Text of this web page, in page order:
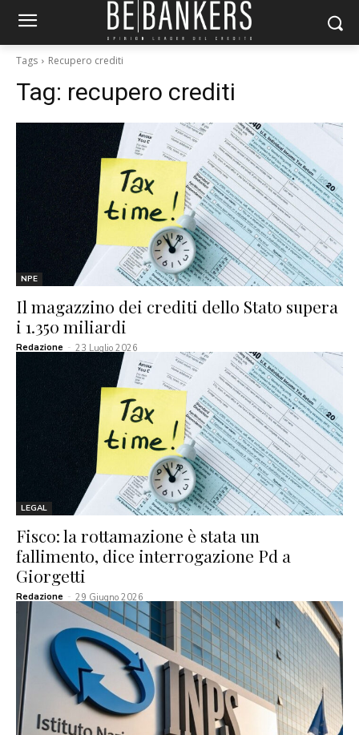
Tags Recupero crediti
Tag: recupero crediti
NPE
Il magazzino dei crediti dello Stato supera
i 1.350 miliardi
Redazione - 23 Luglio 2026
LEGAL
Fisco: la rottamazione è stata un
fallimento, dice interrogazione Pd a
Giorgetti
Redazione - 29 Giugno 2026